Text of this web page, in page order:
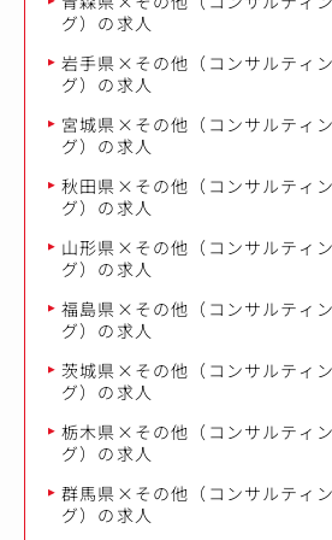
グ）の求人
岩手県×その他（コンサルティ
グ）の求人
宮城県×その他（コンサルティ
グ）の求人
秋田県×その他（コンサルティ
グ）の求人
山形県×その他（コンサルティ
グ）の求人
福島県×その他（コンサルティ
グ）の求人
茨城県×その他（コンサルティ
グ）の求人
栃木県×その他（コンサルティ
グ）の求人
群馬県×その他（コンサルティ
グ）の求人